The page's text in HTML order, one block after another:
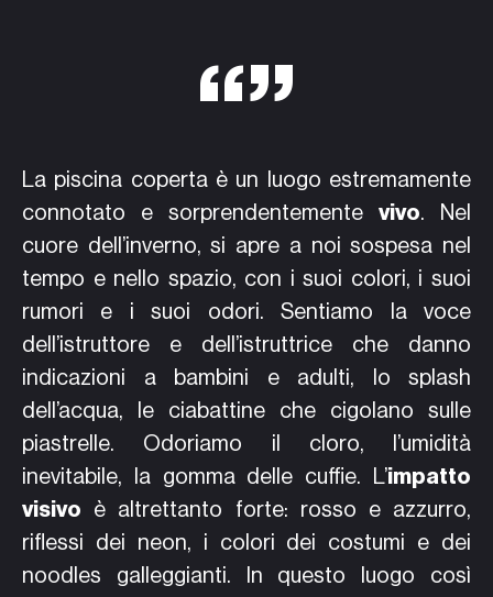
La piscina coperta è un luogo estremamente
connotato e sorprendentemente vivo. Nel
cuore dell’inverno, si apre a noi sospesa nel
tempo e nello spazio, con i suoi colori, i suoi
rumori e i suoi odori. Sentiamo la voce
dell’istruttore e dell’istruttrice che danno
indicazioni a bambini e adulti, lo splash
dell’acqua, le ciabattine che cigolano sulle
piastrelle. Odoriamo il cloro, l’umidità
inevitabile, la gomma delle cuffie. L’impatto
visivo è altrettanto forte: rosso e azzurro,
riflessi dei neon, i colori dei costumi e dei
noodles galleggianti. In questo luogo così